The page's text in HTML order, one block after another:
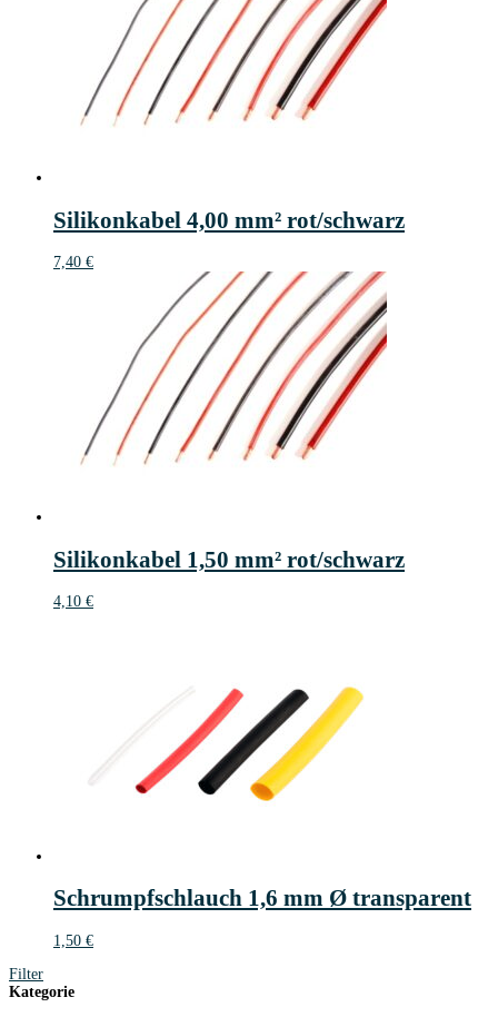
Silikonkabel 4,00 mm² rot/schwarz
7,40 €
Silikonkabel 1,50 mm² rot/schwarz
4,10 €
Schrumpfschlauch 1,6 mm Ø transparent
1,50 €
Filter
Kategorie